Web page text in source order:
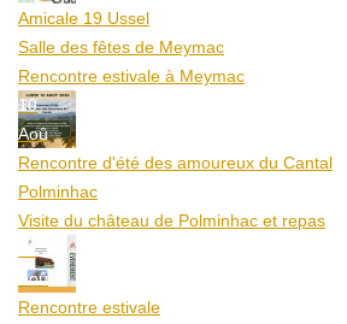
Amicale 19 Ussel
Salle des fêtes de Meymac
Rencontre estivale à Meymac
10
Aoû
Rencontre d'été des amoureux du Cantal
Polminhac
Visite du château de Polminhac et repas
12
Aoû
Rencontre estivale